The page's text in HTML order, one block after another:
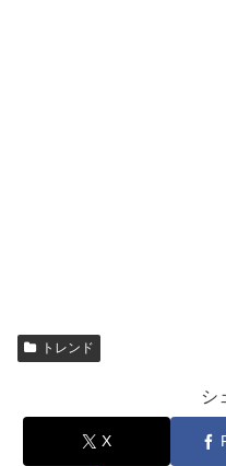
トレンド
シ
X